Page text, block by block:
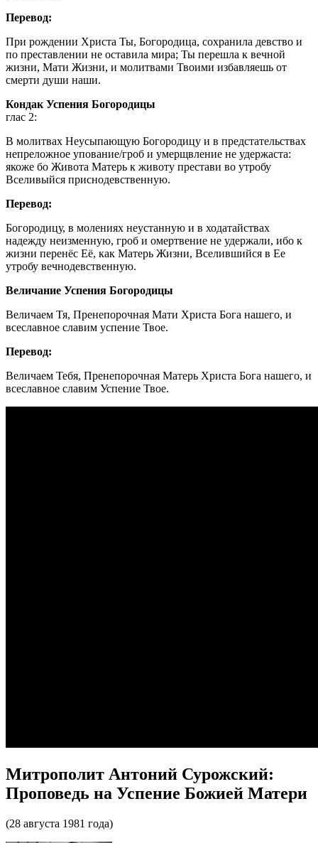
Перевод:
При рождении Христа Ты, Богородица, сохранила девство и
по преставлении не оставила мира; Ты перешла к вечной
жизни, Мати Жизни, и молитвами Твоими избавляешь от
смерти души наши.
Кондак Успения Богородицы
глас 2:
В молитвах Неусыпающую Богородицу и в предстательствах
непреложное упование/гроб и умерщвление не удержаста:
якоже бо Живота Матерь к животу престави во утробу
Вселивыйся приснодевственную.
Перевод:
Богородицу, в молениях неустанную и в ходатайствах
надежду неизменную, гроб и омертвение не удержали, ибо к
жизни перенёс Её, как Матерь Жизни, Вселившийся в Ее
утробу вечнодевственную.
Величание Успения Богородицы
Величаем Тя, Пренепорочная Мати Христа Бога нашего, и
всеславное славим успение Твое.
Перевод:
Величаем Тебя, Пренепорочная Матерь Христа Бога нашего, и
всеславное славим Успение Твое.
Митрополит Антоний Сурожский:
Проповедь на Успение Божией Матери
(28 августа 1981 года)